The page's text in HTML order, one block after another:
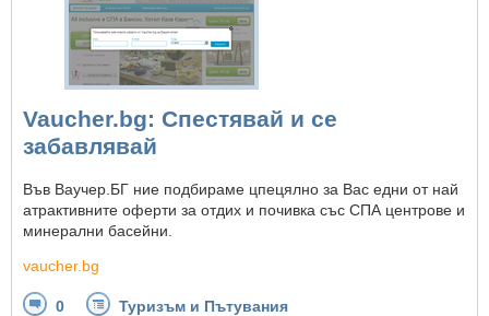
Vaucher.bg: Спестявай и се
забавлявай
Във Ваучер.БГ ние подбираме цпецялно за Вас едни от най
атрактивните оферти за отдих и почивка със СПА центрове и
минерални басейни.
vaucher.bg
0 Туризъм и Пътувания